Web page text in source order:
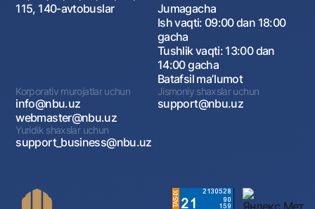
115, 140-avtobuslar
Jumagacha
Ish vaqti: 09:00 dan 18:00
gacha
Tushlik vaqti: 13:00 dan
14:00 gacha
Batafsil maʼlumot
Korporativ murojatlar uchun
info@nbu.uz
webmaster@nbu.uz
Jismoniy shaxslar uchun
support@nbu.uz
Yuridik shaxslar uchun
support_business@nbu.uz